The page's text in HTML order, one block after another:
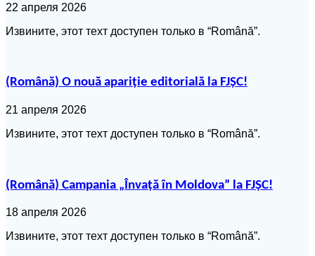
22 апреля 2026
Извините, этот техт доступен только в “Română”.
(Română) O nouă apariție editorială la FJȘC!
21 апреля 2026
Извините, этот техт доступен только в “Română”.
(Română) Campania „Învață în Moldova” la FJȘC!
18 апреля 2026
Извините, этот техт доступен только в “Română”.